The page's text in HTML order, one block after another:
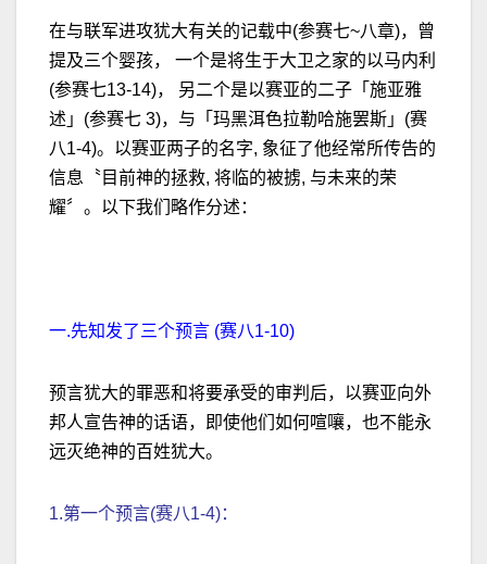
在与联军进攻犹大有关的记载中(参赛七~八章)，曾
提及三个婴孩， 一个是将生于大卫之家的以马内利
(参赛七13-14)， 另二个是以赛亚的二子「施亚雅
述」(参赛七 3)，与「玛黑洱色拉勒哈施罢斯」(赛
八1-4)。以赛亚两子的名字, 象征了他经常所传告的
信息〝目前神的拯救, 将临的被掳, 与未来的荣
耀〞。以下我们略作分述：
一.先知发了三个预言 (赛八1-10)
预言犹大的罪恶和将要承受的审判后，以赛亚向外
邦人宣告神的话语，即使他们如何喧嚷，也不能永
远灭绝神的百姓犹大。
1.第一个预言(赛八1-4)：